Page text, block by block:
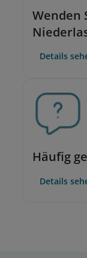
Wenden
Details
Häufig
Details